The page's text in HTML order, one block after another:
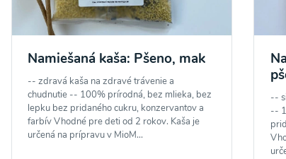
Namiešaná kaša: Pšeno, mak
-- zdravá kaša na zdravé trávenie a
chudnutie -- 100% prírodná, bez mlieka, bez
lepku bez pridaného cukru, konzervantov a
farbív Vhodné pre deti od 2 rokov. Kaša je
určená na prípravu v MioM...
--
--